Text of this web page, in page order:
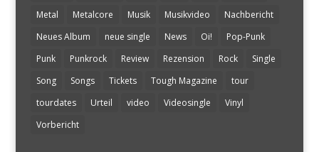
Metal
Metalcore Musik Musikvideo
Nachbericht
Neues Album
neue single News Oi!
Pop-Punk
Punk
Punkrock Review Rezension Rock
Single
Song
Songs Tickets Tough Magazine
tour
tourdates
Urteil video Videosingle
Vinyl
Vorbericht